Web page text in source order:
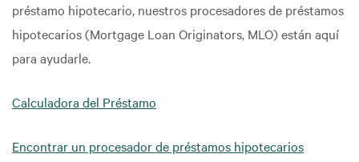
préstamo hipotecario, nuestros procesadores de préstamos
hipotecarios (Mortgage Loan Originators, MLO) están aquí
para ayudarle.
Calculadora del Préstamo
Encontrar un procesador de préstamos hipotecarios